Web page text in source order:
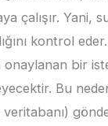
çalışır. Yani,
kontrol
onaylanan bir
Bu